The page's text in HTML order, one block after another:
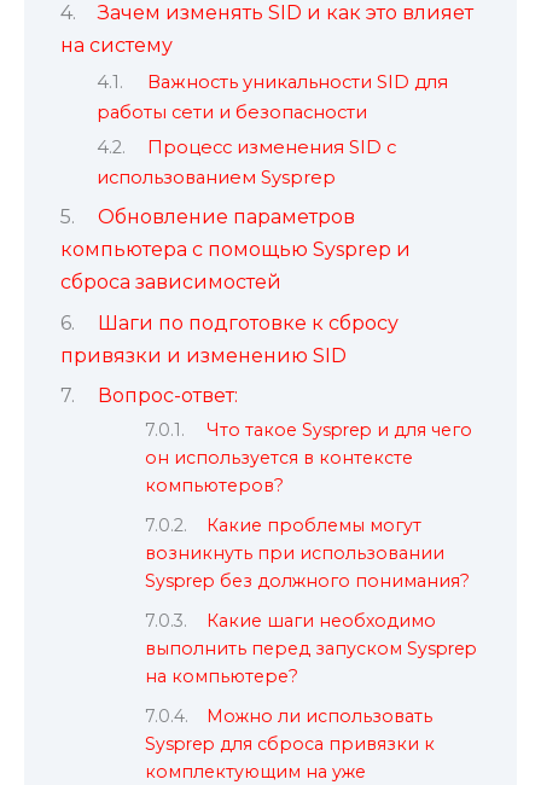
Зачем изменять SID и как это влияет
на систему
Важность уникальности SID для
работы сети и безопасности
Процесс изменения SID с
использованием Sysprep
Обновление параметров
компьютера с помощью Sysprep и
сброса зависимостей
Шаги по подготовке к сбросу
привязки и изменению SID
Вопрос-ответ:
Что такое Sysprep и для чего
он используется в контексте
компьютеров?
Какие проблемы могут
возникнуть при использовании
Sysprep без должного понимания?
Какие шаги необходимо
выполнить перед запуском Sysprep
на компьютере?
Можно ли использовать
Sysprep для сброса привязки к
комплектующим на уже